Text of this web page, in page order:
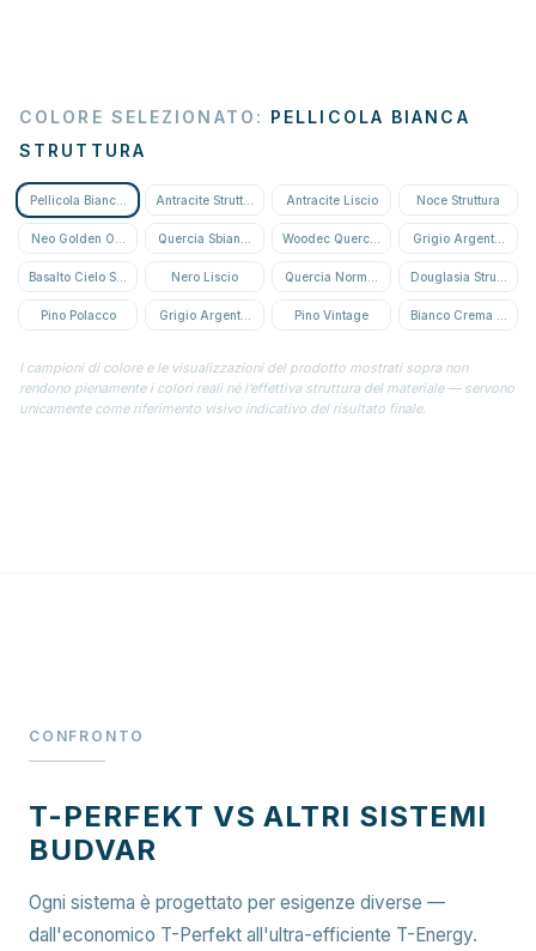
COLORE SELEZIONATO : PELLICOLA BIANCA
STRUTTURA
Pellicola Bianca StrutturaAntracite Struttura Antracite Liscio Noce Struttura
Neo Golden Oak StrutturaQuercia Sbiancata Woodec Quercia MieleGrigio Argento
Basalto Cielo Stellato Nero Liscio Quercia Normanna Douglasia Struttura
Pino Polacco Grigio Argento Liscio Pino Vintage Bianco Crema
I campioni di colore e le visualizzazioni del prodotto mostrati sopra non
rendono pienamente i colori reali né l’effettiva struttura del materiale — servono
unicamente come riferimento visivo indicativo del risultato finale.
CONFRONTO
T-PERFEKT VS ALTRI SISTEMI
BUDVAR
Ogni sistema è progettato per esigenze diverse —
dall'economico T-Perfekt all'ultra-efficiente T-Energy.